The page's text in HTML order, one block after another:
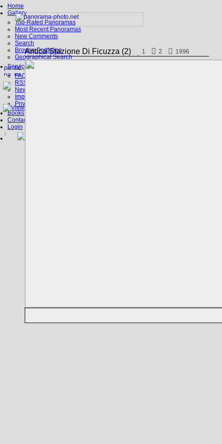
Home
Gallery
Top-Rated Panoramas
Most Recent Panoramas
New Comments
Search
Browse Portfolios
Geographical Search
Service
FAQ
RSS, Google Earth
News
Imprint
Privacy Policy
Books
Contact
Login
Antica Stazione Di Ficuzza (2) 1 2 1996